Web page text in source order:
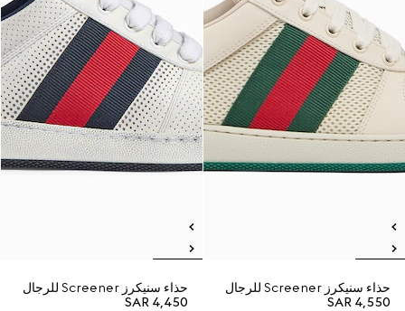
حذاء سنيكرز Screener للرجال
SAR 4,550
حذاء سنيكرز Screener للرجال
SAR 4,450